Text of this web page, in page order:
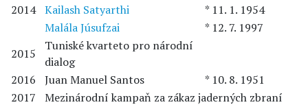
2014 Kailash Satyarthi
* 11. 1. 1954
Malála Júsufzai
* 12. 7. 1997
2015
Tuniské kvarteto pro národní
dialog
2016
Juan Manuel Santos
* 10. 8. 1951
2017
Mezinárodní kampaň za zákaz jaderných zbraní